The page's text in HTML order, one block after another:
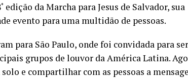
edição da Marcha para Jesus de Salvador, sua
evento para uma multidão de pessoas.
para São Paulo, onde foi convidada para ser
grupos de louvor da América Latina.
e compartilhar com as pessoas a